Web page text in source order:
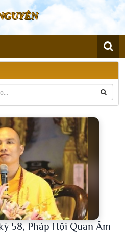
58, Pháp Hội Quan Âm